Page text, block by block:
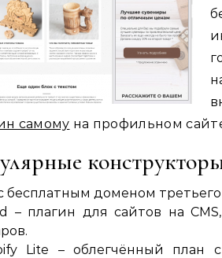
самому на профильном
бесплатным доменом
– плагин для сайтов на
Lite – облегчённый план